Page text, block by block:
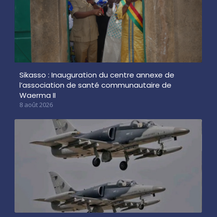
Sikasso : Inauguration du centre annexe de
l’association de santé communautaire de
Waerma II
8 août 2026